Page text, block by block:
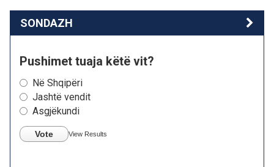
SONDAZH
Pushimet tuaja këtë vit?
Në Shqipëri
Jashtë vendit
Asgjëkundi
Vote View Results